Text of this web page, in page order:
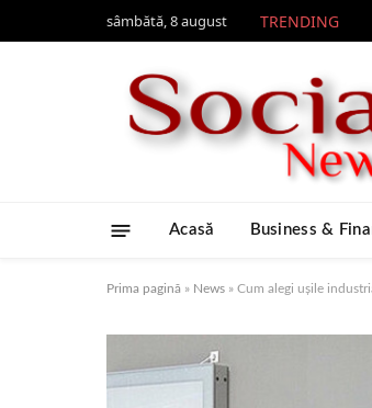
sâmbătă, 8 august TRENDING
Acasă Business &
Prima pagină » News » Cum alegi ușile